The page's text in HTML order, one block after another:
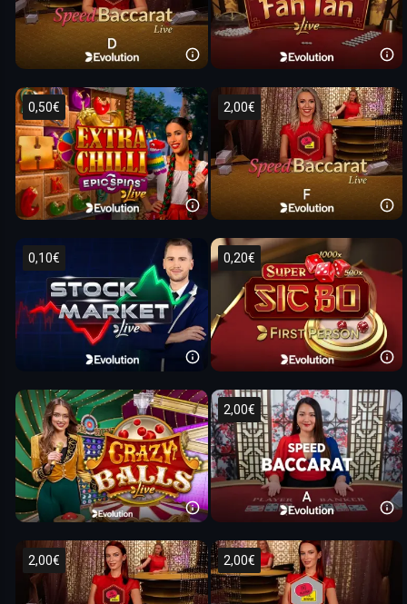
0,50€ 2,00€
0,10€ 0,20€
2,00€
2,00€ 2,00€